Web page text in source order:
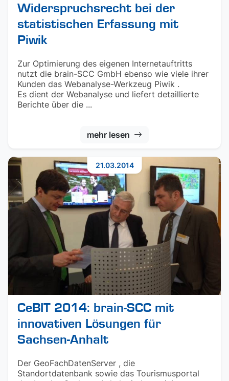
Widerspruchsrecht bei der
statistischen Erfassung mit
Piwik
Zur Optimierung des eigenen Internetauftritts
nutzt die brain-SCC GmbH ebenso wie viele ihrer
Kunden das Webanalyse-Werkzeug Piwik .
Es dient der Webanalyse und liefert detaillierte
Berichte über die ...
mehr lesen
CeBIT 2014: brain-SCC mit
innovativen Lösungen für
Sachsen-Anhalt
Der GeoFachDatenServer , die
Standortdatenbank sowie das Tourismusportal
21.03.2014